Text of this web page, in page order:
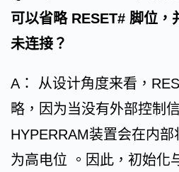
可以省略 RESET# 脚位，
未连接？
A： 从设计角度来看，
略，因为当没有外部控制
HYPERRAM装置会在内
为高电位 。因此，初始化